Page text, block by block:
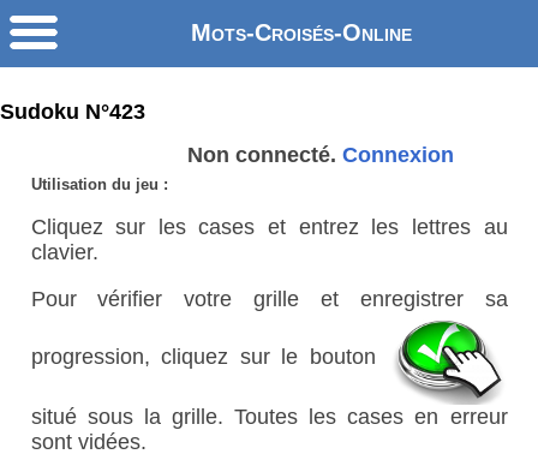
Mots-Croisés-Online
Sudoku N°423
Non connecté. Connexion
Utilisation du jeu :
Cliquez sur les cases et entrez les lettres au
clavier.
Pour vérifier votre grille et enregistrer sa
progression, cliquez sur le bouton
situé sous la grille. Toutes les cases en erreur
sont vidées.